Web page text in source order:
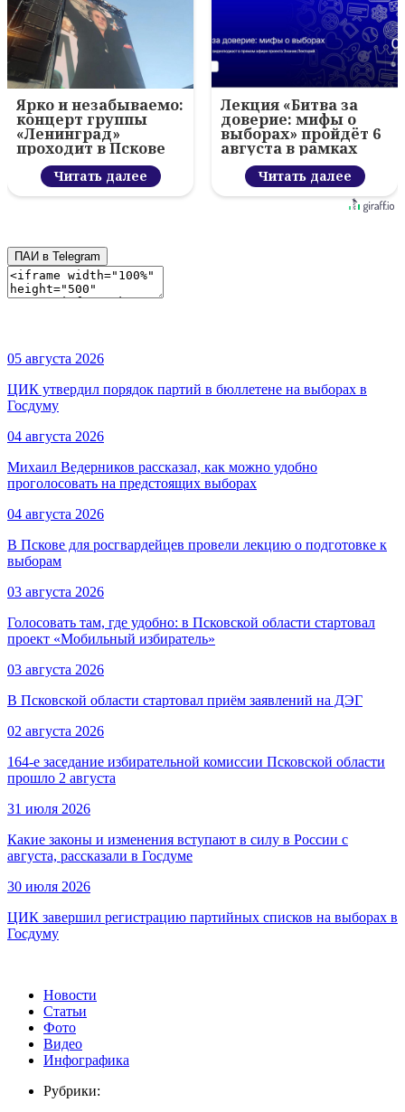
Ярко и незабываемо:
концерт группы
«Ленинград»
проходит в Пскове
Читать далее
Лекция «Битва за
доверие: мифы о
выборах» пройдёт 6
августа в рамках
проекта «Знание.
Лекторий»
Читать далее
ПАИ в Telegram
05 августа 2026
ЦИК утвердил порядок партий в бюллетене на выборах в
Госдуму
04 августа 2026
Михаил Ведерников рассказал, как можно удобно
проголосовать на предстоящих выборах
04 августа 2026
В Пскове для росгвардейцев провели лекцию о подготовке к
выборам
03 августа 2026
Голосовать там, где удобно: в Псковской области стартовал
проект «Мобильный избиратель»
03 августа 2026
В Псковской области стартовал приём заявлений на ДЭГ
02 августа 2026
164-е заседание избирательной комиссии Псковской области
прошло 2 августа
31 июля 2026
Какие законы и изменения вступают в силу в России с
августа, рассказали в Госдуме
30 июля 2026
ЦИК завершил регистрацию партийных списков на выборах в
Госдуму
Новости
Статьи
Фото
Видео
Инфографика
Рубрики: